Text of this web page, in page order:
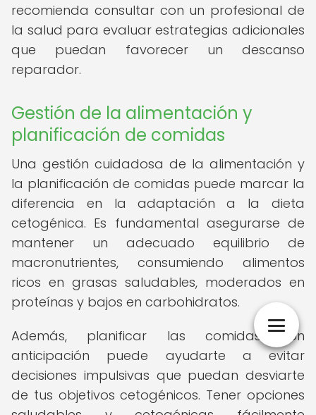
recomienda consultar con un profesional de
la salud para evaluar estrategias adicionales
que puedan favorecer un descanso
reparador.
Gestión de la alimentación y
planificación de comidas
Una gestión cuidadosa de la alimentación y
la planificación de comidas puede marcar la
diferencia en la adaptación a la dieta
cetogénica. Es fundamental asegurarse de
mantener un adecuado equilibrio de
macronutrientes, consumiendo alimentos
ricos en grasas saludables, moderados en
proteínas y bajos en carbohidratos.
Además, planificar las comidas con
anticipación puede ayudarte a evitar
decisiones impulsivas que puedan desviarte
de tus objetivos cetogénicos. Tener opciones